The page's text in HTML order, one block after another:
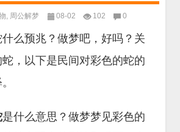
, 周公解梦 08-02 102 0
么预兆？做梦吧，好吗？关
，以下是民间对彩色的蛇的
是什么意思？做梦梦见彩色的